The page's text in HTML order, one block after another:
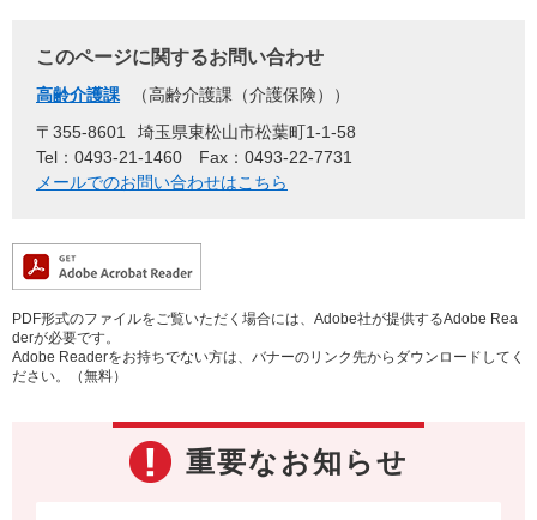
このページに関するお問い合わせ
高齢介護課
高齢介護課（介護保険）
〒355-8601
埼玉県東松山市松葉町1-1-58
Tel：0493-21-1460
Fax：0493-22-7731
メールでのお問い合わせはこちら
PDF形式のファイルをご覧いただく場合には、Adobe社が提供するAdobe Rea
derが必要です。
Adobe Readerをお持ちでない方は、バナーのリンク先からダウンロードしてく
ださい。（無料）
重要なお知らせ